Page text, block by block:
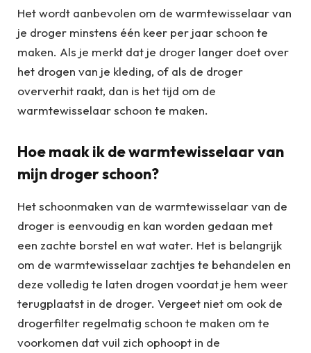
Het wordt aanbevolen om de warmtewisselaar van
je droger minstens één keer per jaar schoon te
maken. Als je merkt dat je droger langer doet over
het drogen van je kleding, of als de droger
oververhit raakt, dan is het tijd om de
warmtewisselaar schoon te maken.
Hoe maak ik de warmtewisselaar van
mijn droger schoon?
Het schoonmaken van de warmtewisselaar van de
droger is eenvoudig en kan worden gedaan met
een zachte borstel en wat water. Het is belangrijk
om de warmtewisselaar zachtjes te behandelen en
deze volledig te laten drogen voordat je hem weer
terugplaatst in de droger. Vergeet niet om ook de
drogerfilter regelmatig schoon te maken om te
voorkomen dat vuil zich ophoopt in de